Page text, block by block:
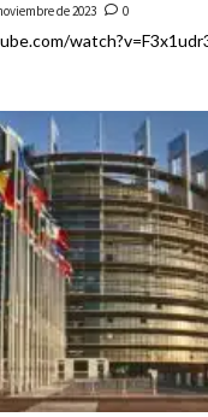
de 2023 0